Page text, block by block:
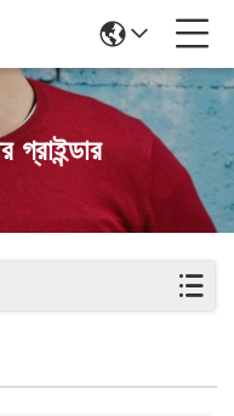
গ্রাইন্ডার